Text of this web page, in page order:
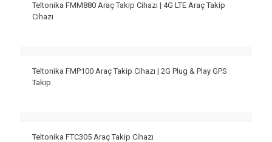
Teltonika FMM880 Araç Takip Cihazı | 4G LTE Araç Takip
Cihazı
Teltonika FMP100 Araç Takip Cihazı | 2G Plug & Play GPS
Takip
Teltonika FTC305 Araç Takip Cihazı